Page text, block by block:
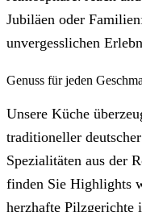
Jubiläen oder
unvergesslichen
Genuss für jeden
Unsere Küche
traditioneller
Spezialitäten aus der
finden Sie Highlights
herzhafte Pilzgerichte